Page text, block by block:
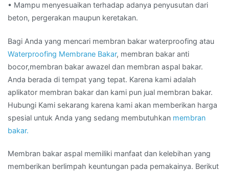
• Mampu menyesuaikan terhadap adanya penyusutan dari
beton, pergerakan maupun keretakan.
Bagi Anda yang mencari membran bakar waterproofing atau
Waterproofing Membrane Bakar, membran bakar anti
bocor,membran bakar awazel dan membran aspal bakar.
Anda berada di tempat yang tepat. Karena kami adalah
aplikator membran bakar dan kami pun jual membran bakar.
Hubungi Kami sekarang karena kami akan memberikan harga
spesial untuk Anda yang sedang membutuhkan membran
bakar.
Membran bakar aspal memiliki manfaat dan kelebihan yang
memberikan berlimpah keuntungan pada pemakainya. Berikut